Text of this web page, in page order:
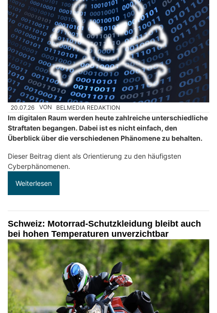
20.07.26 VON BELMEDIA REDAKTION
Im digitalen Raum werden heute zahlreiche unterschiedliche
Straftaten begangen. Dabei ist es nicht einfach, den
Überblick über die verschiedenen Phänomene zu behalten.
Dieser Beitrag dient als Orientierung zu den häufigsten
Cyberphänomenen.
Weiterlesen
Schweiz: Motorrad-Schutzkleidung bleibt auch
bei hohen Temperaturen unverzichtbar